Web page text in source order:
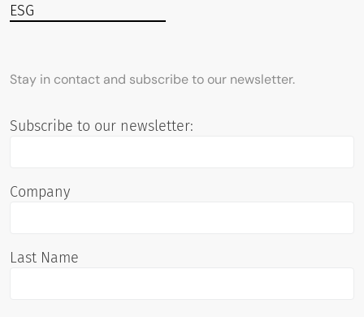
Stay in contact and subscribe to our newsletter.
Subscribe to our newsletter:
Company
Last Name
ESG